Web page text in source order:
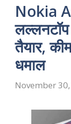
Nokia
लल्लनटॉप
तैयार,
धमाल
November